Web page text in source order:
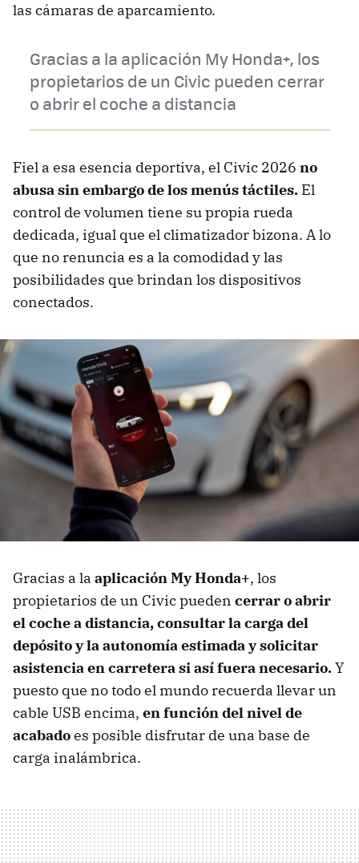
las cámaras de aparcamiento.
Gracias a la aplicación My Honda+, los
propietarios de un Civic pueden cerrar
o abrir el coche a distancia
Fiel a esa esencia deportiva, el Civic 2026 no
abusa sin embargo de los menús táctiles. El
control de volumen tiene su propia rueda
dedicada, igual que el climatizador bizona. A lo
que no renuncia es a la comodidad y las
posibilidades que brindan los dispositivos
conectados.
Gracias a la aplicación My Honda+, los
propietarios de un Civic pueden cerrar o abrir
el coche a distancia, consultar la carga del
depósito y la autonomía estimada y solicitar
asistencia en carretera si así fuera necesario.Y
puesto que no todo el mundo recuerda llevar un
cable USB encima, en función del nivel de
acabadoes posible disfrutar de una base de
carga inalámbrica.